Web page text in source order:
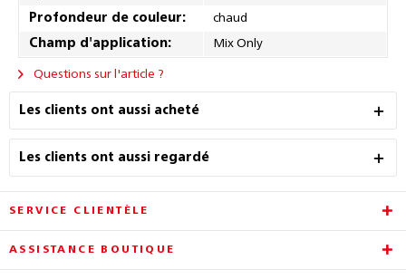
Profondeur de couleur:
chaud
Champ d'application:
Mix Only
Questions sur l'article ?
Les clients ont aussi acheté
Les clients ont aussi regardé
SERVICE CLIENTÈLE
ASSISTANCE BOUTIQUE